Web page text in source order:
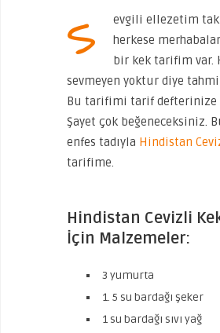
S
evgili ellezetim
herkese
bir kek tarifim var.
sevmeyen yoktur diye
Bu tarifimi tarif defterinize
Şayet çok beğeneceksiniz.
enfes tadıyla Hindistan
tarifime.
Hindistan Cevizli
İçin Malzemeler:
3 yumurta
1. 5 su bardağı şeker
1 su bardağı sıvı yağ